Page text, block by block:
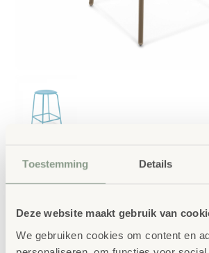
Toestemming Details
Deze website maakt gebruik van
We gebruiken cookies om content en